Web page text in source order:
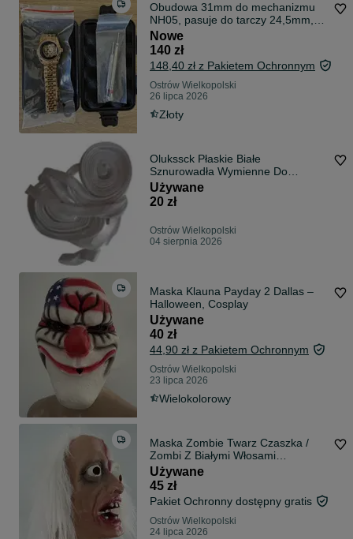
Obudowa 31mm do mechanizmu
NH05, pasuje do tarczy 24,5mm,
obudowa zegarka ze stali
nierdzewnej damska
Nowe
140 zł
148,40 zł z Pakietem Ochronnym
Ostrów Wielkopolski
26 lipca 2026
Złoty
Olukssck Płaskie Białe
Sznurowadła Wymienne Do
Trampek Szerokość 10 Mm 2 Pary
Używane
20 zł
Ostrów Wielkopolski
04 sierpnia 2026
Maska Klauna Payday 2 Dallas –
Halloween, Cosplay
Używane
40 zł
44,90 zł z Pakietem Ochronnym
Ostrów Wielkopolski
23 lipca 2026
Wielokolorowy
Maska Zombie Twarz Czaszka /
Zombi Z Białymi Włosami
Halloween
Używane
45 zł
Pakiet Ochronny dostępny gratis
Ostrów Wielkopolski
24 lipca 2026